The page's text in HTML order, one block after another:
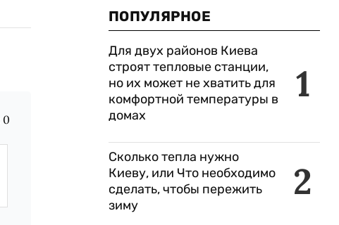
0
ПОПУЛЯРНОЕ
1
Для двух районов Киева
строят тепловые станции,
но их может не хватить для
комфортной температуры в
домах
2
Сколько тепла нужно
Киеву, или Что необходимо
сделать, чтобы пережить
зиму